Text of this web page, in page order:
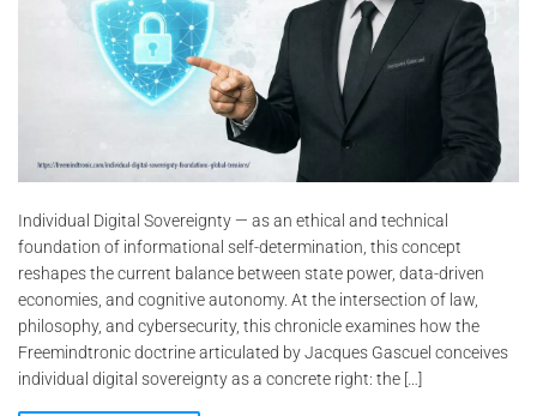
Individual Digital Sovereignty — as an ethical and technical
foundation of informational self-determination, this concept
reshapes the current balance between state power, data-driven
economies, and cognitive autonomy. At the intersection of law,
philosophy, and cybersecurity, this chronicle examines how the
Freemindtronic doctrine articulated by Jacques Gascuel conceives
individual digital sovereignty as a concrete right: the […]